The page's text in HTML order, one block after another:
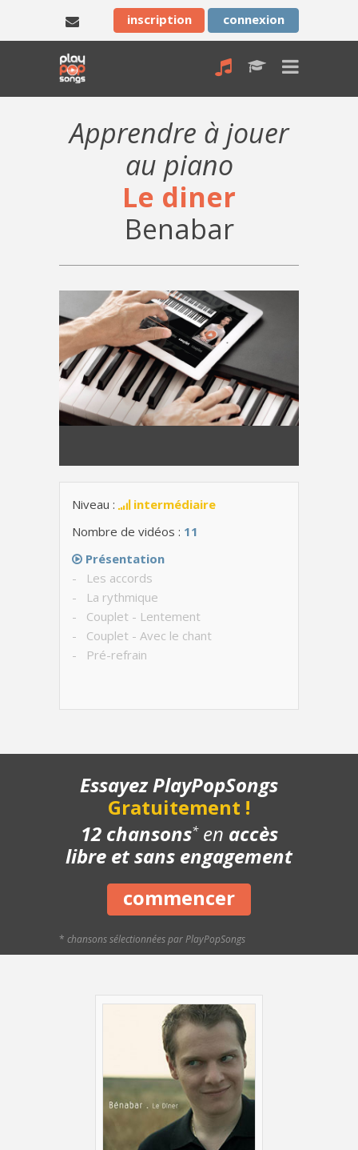
inscription connexion
Apprendre à jouer
au piano
Le diner
Benabar
Niveau :
intermédiaire
Nombre de vidéos : 11
Présentation
- Les accords
- La rythmique
- Couplet - Lentement
- Couplet - Avec le chant
- Pré-refrain
- Structure de la chanson
- Playback piano
Essayez PlayPopSongs
Gratuitement !
12 chansons*en accès
libre et sans engagement
commencer
* chansons sélectionnées par PlayPopSongs